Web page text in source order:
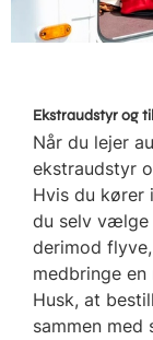
Ekstraudstyr og
Når du lejer
ekstraudstyr
Hvis du kører
du selv vælge
derimod
medbringe en
Husk, at
sammen med